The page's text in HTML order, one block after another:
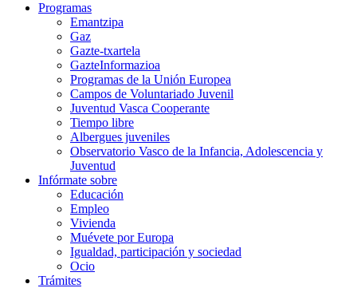
Programas
Emantzipa
Gaz
Gazte-txartela
GazteInformazioa
Programas de la Unión Europea
Campos de Voluntariado Juvenil
Juventud Vasca Cooperante
Tiempo libre
Albergues juveniles
Observatorio Vasco de la Infancia, Adolescencia y
Juventud
Infórmate sobre
Educación
Empleo
Vivienda
Muévete por Europa
Igualdad, participación y sociedad
Ocio
Trámites